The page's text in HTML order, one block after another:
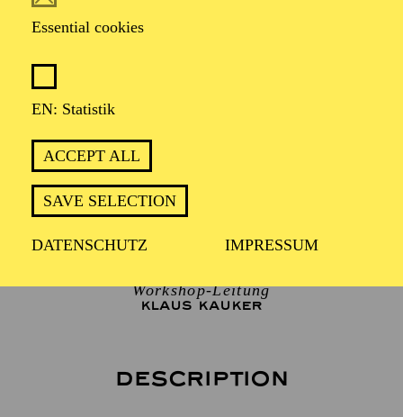
Essential cookies
EN: Statistik
ACCEPT ALL
SAVE SELECTION
DATENSCHUTZ IMPRESSUM
Workshopende ca. 15:00 Uhr
Für Kinder und Jugendliche von 10 bis 14 Jahren
Künstlerische Leitung
LESLEY OLSON
Workshop-Leitung
KLAUS KAUKER
Description